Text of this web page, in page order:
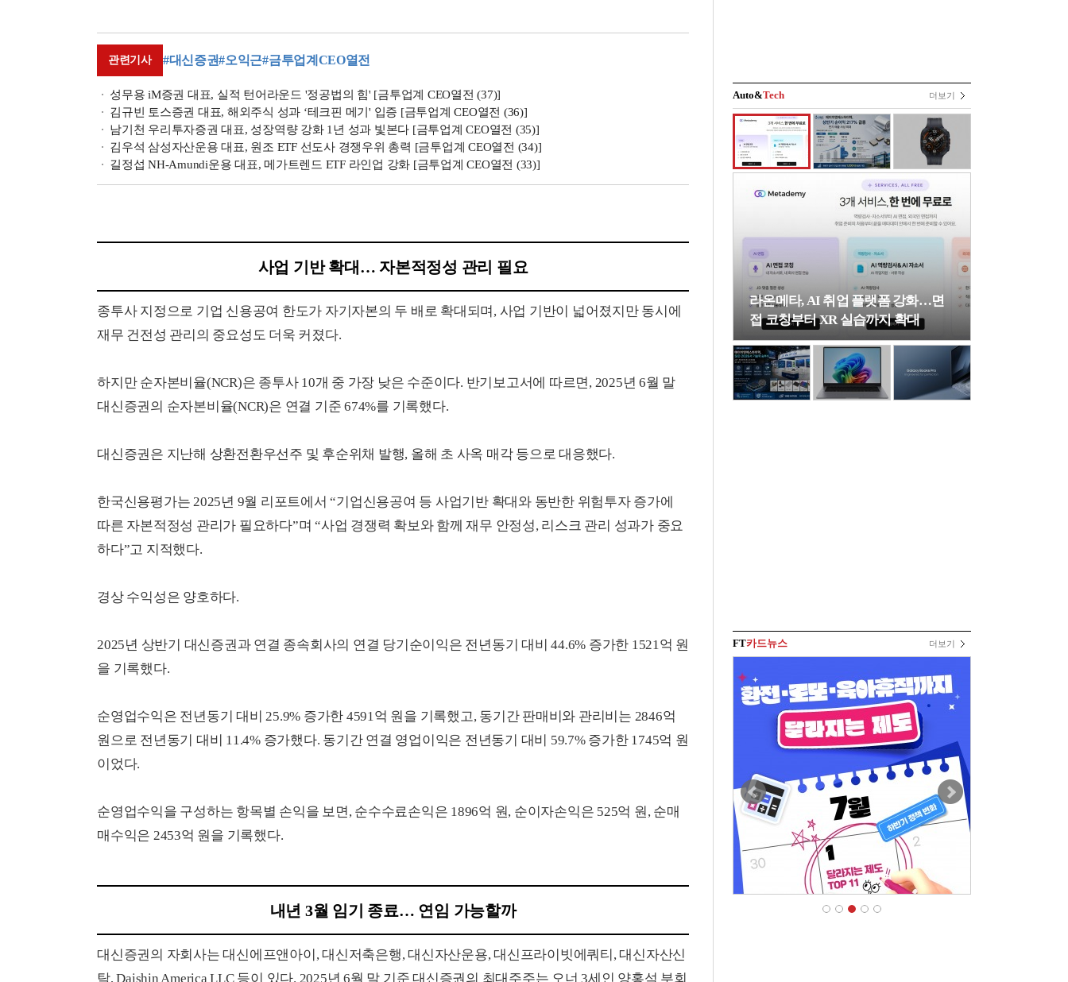
관련기사 #대신증권#오익근#금투업계CEO열전
성무용 iM증권 대표, 실적 턴어라운드 '정공법의 힘' [금투업계 CEO열전 (37)]
김규빈 토스증권 대표, 해외주식 성과 ‘테크핀 메기' 입증 [금투업계 CEO열전 (36)]
남기천 우리투자증권 대표, 성장역량 강화 1년 성과 빛본다 [금투업계 CEO열전 (35)]
김우석 삼성자산운용 대표, 원조 ETF 선도사 경쟁우위 총력 [금투업계 CEO열전 (34)]
길정섭 NH-Amundi운용 대표, 메가트렌드 ETF 라인업 강화 [금투업계 CEO열전 (33)]
사업 기반 확대… 자본적정성 관리 필요
종투사 지정으로 기업 신용공여 한도가 자기자본의 두 배로 확대되며, 사업 기반이 넓어졌지만 동시에
재무 건전성 관리의 중요성도 더욱 커졌다.
하지만 순자본비율(NCR)은 종투사 10개 중 가장 낮은 수준이다. 반기보고서에 따르면, 2025년 6월 말
대신증권의 순자본비율(NCR)은 연결 기준 674%를 기록했다.
대신증권은 지난해 상환전환우선주 및 후순위채 발행, 올해 초 사옥 매각 등으로 대응했다.
한국신용평가는 2025년 9월 리포트에서 “기업신용공여 등 사업기반 확대와 동반한 위험투자 증가에
따른 자본적정성 관리가 필요하다”며 “사업 경쟁력 확보와 함께 재무 안정성, 리스크 관리 성과가 중요
하다”고 지적했다.
경상 수익성은 양호하다.
2025년 상반기 대신증권과 연결 종속회사의 연결 당기순이익은 전년동기 대비 44.6% 증가한 1521억 원
을 기록했다.
순영업수익은 전년동기 대비 25.9% 증가한 4591억 원을 기록했고, 동기간 판매비와 관리비는 2846억
원으로 전년동기 대비 11.4% 증가했다. 동기간 연결 영업이익은 전년동기 대비 59.7% 증가한 1745억 원
이었다.
순영업수익을 구성하는 항목별 손익을 보면, 순수수료손익은 1896억 원, 순이자손익은 525억 원, 순매
매수익은 2453억 원을 기록했다.
내년 3월 임기 종료… 연임 가능할까
대신증권의 자회사는 대신에프앤아이, 대신저축은행, 대신자산운용, 대신프라이빗에쿼티, 대신자산신
탁, Daishin America LLC 등이 있다. 2025년 6월 말 기준 대신증권의 최대주주는 오너 3세인 양홍석 부회
Auto&Tech 더보기
라온메타, AI 취업 플랫폼 강화…면
접 코칭부터 XR 실습까지 확대
FT카드뉴스 더보기